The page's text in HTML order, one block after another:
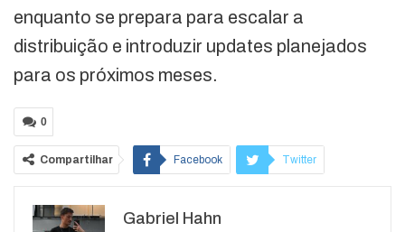
enquanto se prepara para escalar a
distribuição e introduzir updates planejados
para os próximos meses.
0
Compartilhar Facebook Twitter
Gabriel Hahn